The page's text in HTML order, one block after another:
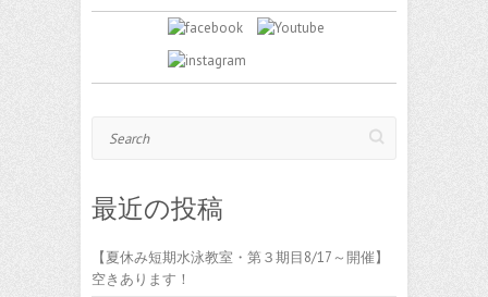
最近の投稿
【夏休み短期水泳教室・第３期目8/17～開催】
空きあります！